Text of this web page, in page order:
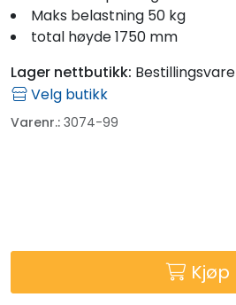
Maks belastning 50 kg
total høyde 1750 mm
Lager nettbutikk: Bestillingsvare
Velg butikk
Varenr.: 3074-99
Kjøp